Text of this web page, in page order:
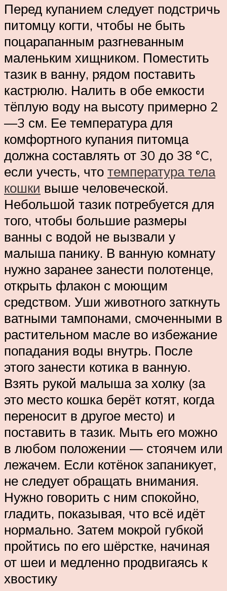
Перед купанием следует подстричь
питомцу когти, чтобы не быть
поцарапанным разгневанным
маленьким хищником. Поместить
тазик в ванну, рядом поставить
кастрюлю. Налить в обе емкости
тёплую воду на высоту примерно 2
—3 см. Ее температура для
комфортного купания питомца
должна составлять от 30 до 38 °C,
если учесть, что температура тела
кошки выше человеческой.
Небольшой тазик потребуется для
того, чтобы большие размеры
ванны с водой не вызвали у
малыша панику. В ванную комнату
нужно заранее занести полотенце,
открыть флакон с моющим
средством. Уши животного заткнуть
ватными тампонами, смоченными в
растительном масле во избежание
попадания воды внутрь. После
этого занести котика в ванную.
Взять рукой малыша за холку (за
это место кошка берёт котят, когда
переносит в другое место) и
поставить в тазик. Мыть его можно
в любом положении — стоячем или
лежачем. Если котёнок запаникует,
не следует обращать внимания.
Нужно говорить с ним спокойно,
гладить, показывая, что всё идёт
нормально. Затем мокрой губкой
пройтись по его шёрстке, начиная
от шеи и медленно продвигаясь к
хвостику